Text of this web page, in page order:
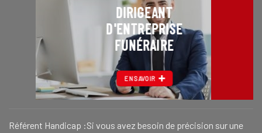
DIRIGEANT
D'ENTREPRISE
FUNÉRAIRE
EN SAVOIR
Référent Handicap :Si vous avez besoin de précision sur une